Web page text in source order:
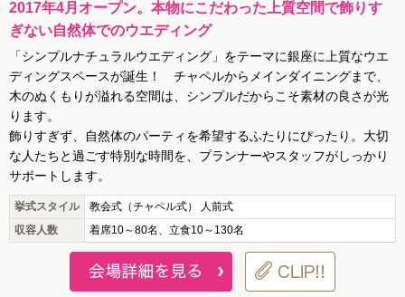
2017年4月オープン。本物にこだわった上質空間で飾りす
ぎない自然体でのウエディング
「シンプルナチュラルウエディング」をテーマに銀座に上質なウエ
ディングスペースが誕生！ チャペルからメインダイニングまで、
木のぬくもりが溢れる空間は、シンプルだからこそ素材の良さが光
ります。
飾りすぎず、自然体のパーティを希望するふたりにぴったり。大切
な人たちと過ごす特別な時間を、プランナーやスタッフがしっかり
サポートします。
挙式スタイル
教会式（チャペル式） 人前式
収容人数
着席10～80名、立食10～130名